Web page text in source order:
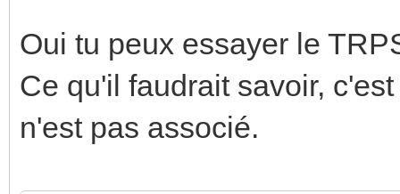
Oui tu peux essayer le
Ce qu'il faudrait savoir,
n'est pas associé.